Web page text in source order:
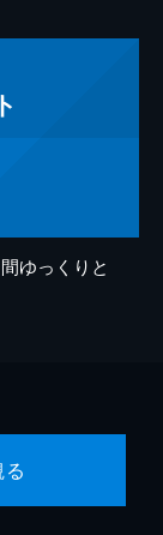
ゆっくりと